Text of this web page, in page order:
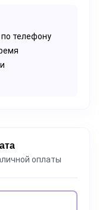
телефону
оплаты